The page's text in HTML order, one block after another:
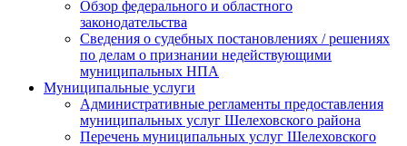
Обзор федерального и областного
законодательства
Сведения о судебных постановлениях / решениях
по делам о признании недействующими
муниципальных НПА
Муниципальные услуги
Административные регламенты предоставления
муниципальных услуг Шелеховского района
Перечень муниципальных услуг Шелеховского